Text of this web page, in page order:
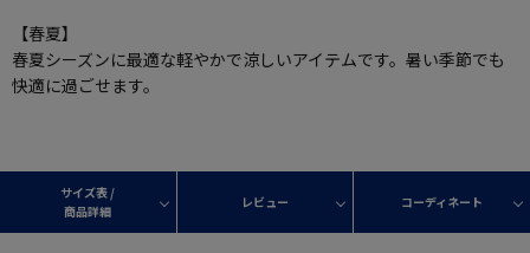
【春夏】
春夏シーズンに最適な軽やかで涼しいアイテムです。暑い季節でも
快適に過ごせます。
サイズ表 /
商品詳細
レビュー コーディネート